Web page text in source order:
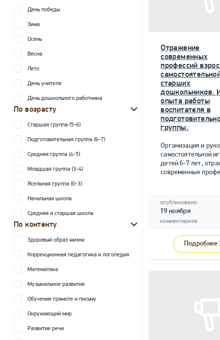
День победы
Зима
Осень
Весна
Лето
День учителя
День дошкольного работника
По возрасту
Старшая группа (5-6)
Подготовительная группа (6-7)
Средняя группа (4-5)
Младшая группа (3-4)
Ясельная группа (0-3)
Начальная школа
Средняя и старшая школа
По контенту
Здоровый образ жизни
Коррекционная педагогика и логопедия
Математика
Музыкальное развитие
Обучение грамоте и письму
Окружающий мир
Развитие речи
Отражение
современных
профессий
старших
дошкольников.
опыта работы
воспитателя в
группы.
Организация и
самостоятельной
детей 6-7 лет,
современные
опубликовано
19 ноября
комментариев
Подробнее